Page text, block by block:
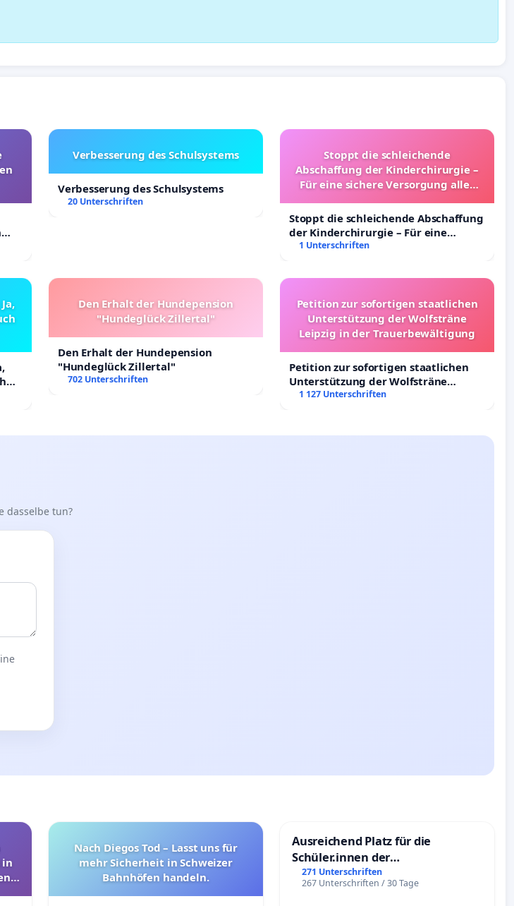
Verbesserung des Schulsystems
Verbesserung des Schulsystems
20 Unterschriften
Stoppt die schleichende
Abschaffung der Kinderchirurgie –
Für eine sichere Versorgung aller
Stoppt die schleichende Abschaffung
der Kinderchirurgie – Für eine
sichere Versorgung aller Kinder in
1 Unterschriften
Den Erhalt der Hundepension
"Hundeglück Zillertal"
Den Erhalt der Hundepension
"Hundeglück Zillertal"
702 Unterschriften
Petition zur sofortigen staatlichen
Unterstützung der Wolfsträne
Leipzig in der Trauerbewältigung
Petition zur sofortigen staatlichen
Unterstützung der Wolfsträne
Leipzig in der Trauerbewältigung
1 127 Unterschriften
dasselbe tun?
in
Nach Diegos Tod – Lasst uns für
mehr Sicherheit in Schweizer
Bahnhöfen handeln.
Ausreichend Platz für die
Schüler.innen der
Schönbergschule
271 Unterschriften
267 Unterschriften / 30 Tage